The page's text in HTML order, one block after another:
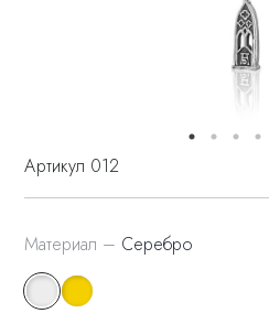
Артикул 012
Материал – Серебро